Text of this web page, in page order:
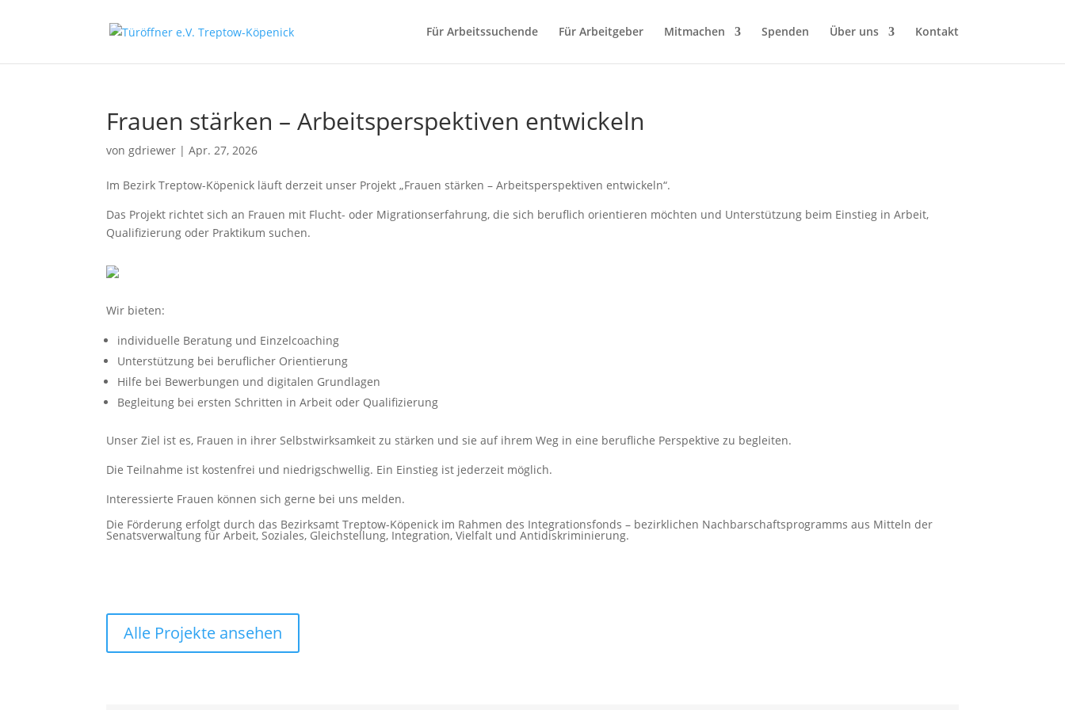
Für Arbeitssuchende Für Arbeitgeber Mitmachen Spenden Über uns Kontakt
Frauen stärken – Arbeitsperspektiven entwickeln
vongdriewer |Apr. 27, 2026
Im Bezirk Treptow-Köpenick läuft derzeit unser Projekt „Frauen stärken – Arbeitsperspektiven entwickeln“.
Das Projekt richtet sich an Frauen mit Flucht- oder Migrationserfahrung, die sich beruflich orientieren möchten und Unterstützung beim Einstieg in Arbeit,
Qualifizierung oder Praktikum suchen.
Wir bieten:
individuelle Beratung und Einzelcoaching
Unterstützung bei beruflicher Orientierung
Hilfe bei Bewerbungen und digitalen Grundlagen
Begleitung bei ersten Schritten in Arbeit oder Qualifizierung
Unser Ziel ist es, Frauen in ihrer Selbstwirksamkeit zu stärken und sie auf ihrem Weg in eine berufliche Perspektive zu begleiten.
Die Teilnahme ist kostenfrei und niedrigschwellig. Ein Einstieg ist jederzeit möglich.
Interessierte Frauen können sich gerne bei uns melden.
Die Förderung erfolgt durch das Bezirksamt Treptow-Köpenick im Rahmen des Integrationsfonds – bezirklichen Nachbarschaftsprogramms aus Mitteln der
Senatsverwaltung für Arbeit, Soziales, Gleichstellung, Integration, Vielfalt und Antidiskriminierung.
Alle Projekte ansehen